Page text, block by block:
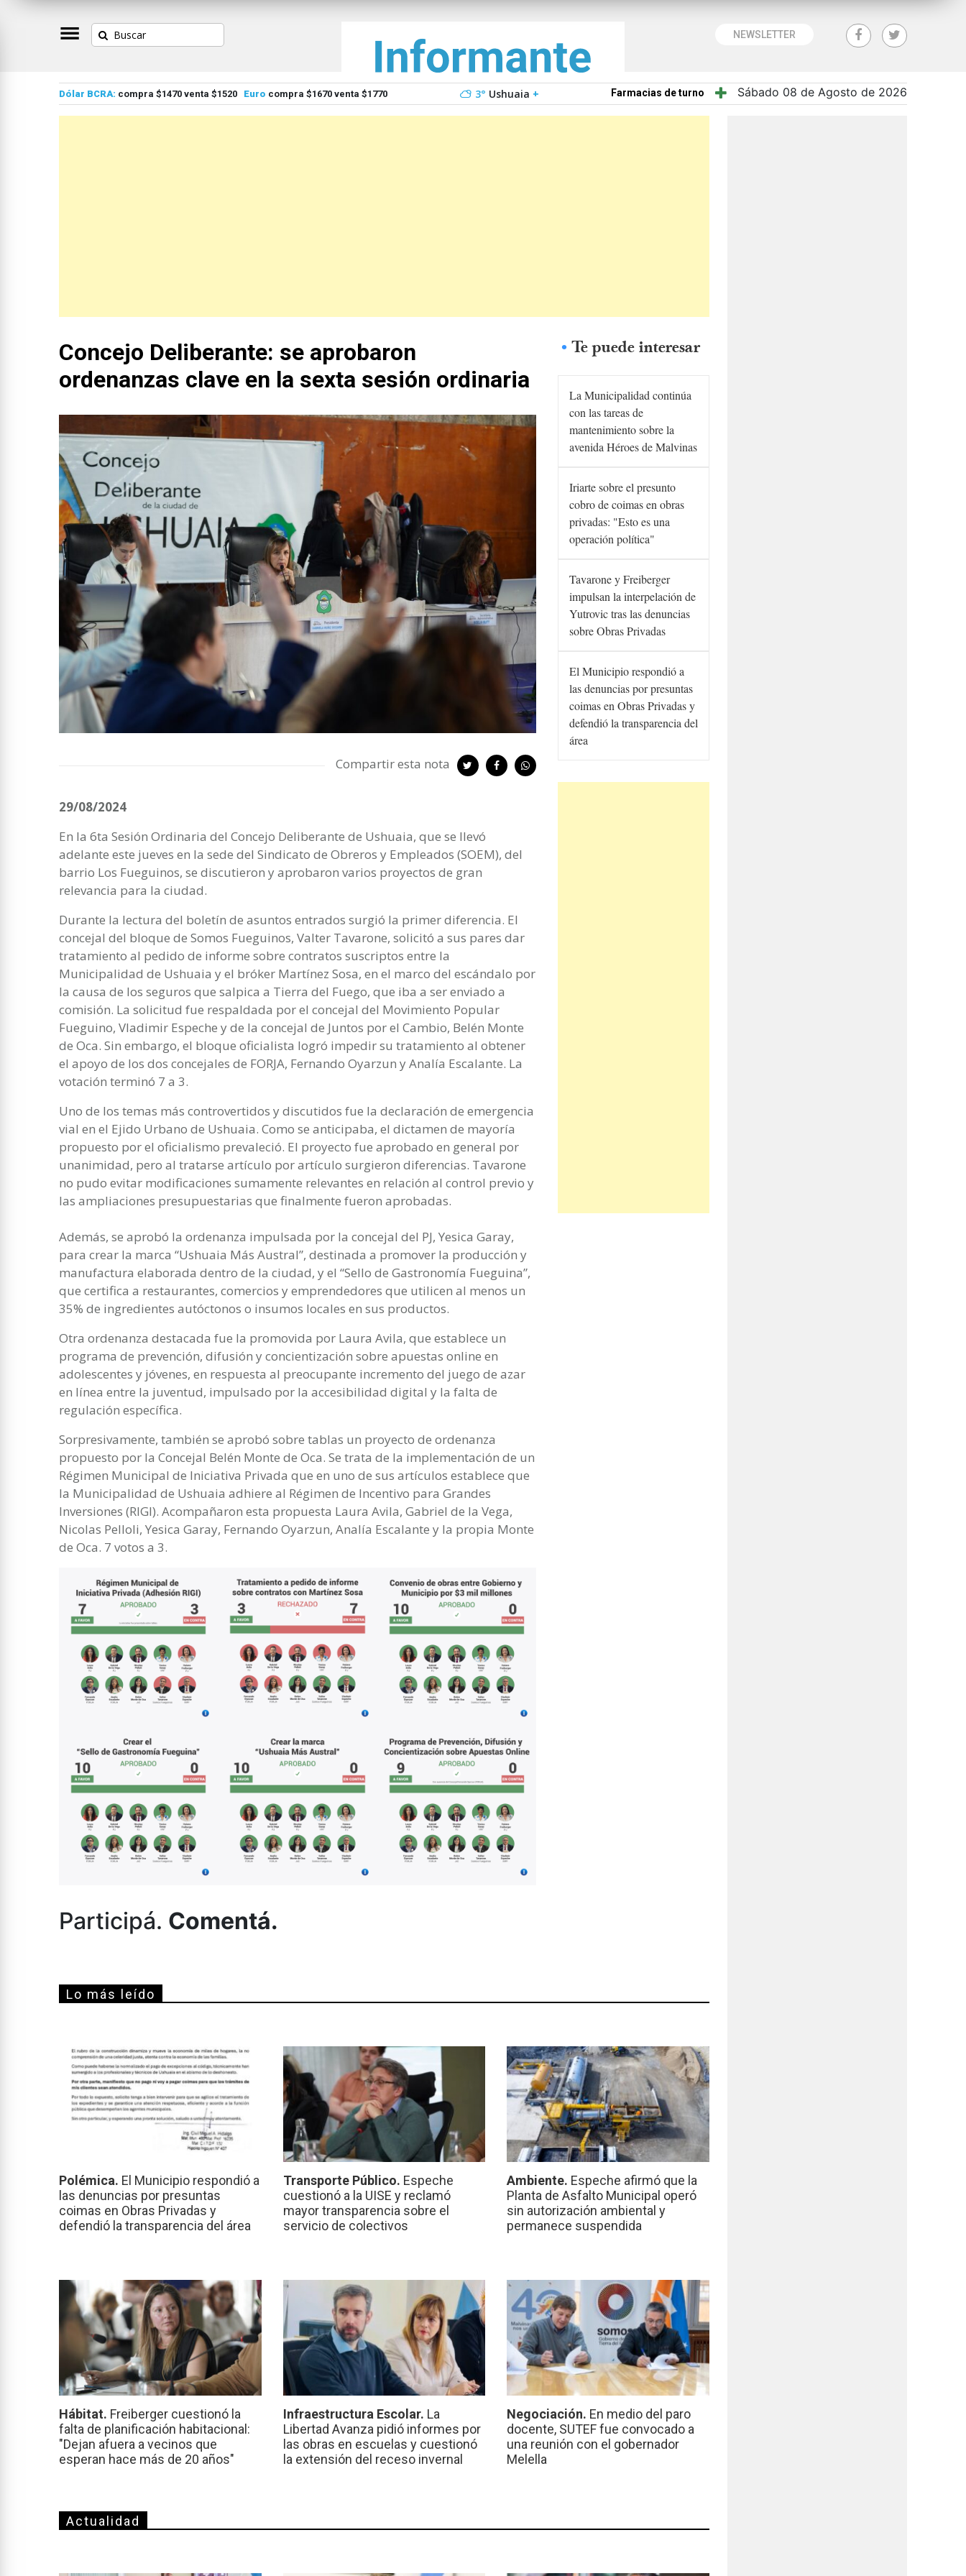
NEWSLETTER
Dólar BCRA: compra $1470 venta $1520 Euro compra $1670 venta $1770 3° Ushuaia + Farmacias de turno Sábado 08 de Agosto de 2026
Concejo Deliberante: se aprobaron
ordenanzas clave en la sexta sesión ordinaria
Compartir esta nota
29/08/2024
En la 6ta Sesión Ordinaria del Concejo Deliberante de Ushuaia, que se llevó
adelante este jueves en la sede del Sindicato de Obreros y Empleados (SOEM), del
barrio Los Fueguinos, se discutieron y aprobaron varios proyectos de gran
relevancia para la ciudad.
Durante la lectura del boletín de asuntos entrados surgió la primer diferencia. El
concejal del bloque de Somos Fueguinos, Valter Tavarone, solicitó a sus pares dar
tratamiento al pedido de informe sobre contratos suscriptos entre la
Municipalidad de Ushuaia y el bróker Martínez Sosa, en el marco del escándalo por
la causa de los seguros que salpica a Tierra del Fuego, que iba a ser enviado a
comisión. La solicitud fue respaldada por el concejal del Movimiento Popular
Fueguino, Vladimir Espeche y de la concejal de Juntos por el Cambio, Belén Monte
de Oca. Sin embargo, el bloque oficialista logró impedir su tratamiento al obtener
el apoyo de los dos concejales de FORJA, Fernando Oyarzun y Analía Escalante. La
votación terminó 7 a 3.
Uno de los temas más controvertidos y discutidos fue la declaración de emergencia
vial en el Ejido Urbano de Ushuaia. Como se anticipaba, el dictamen de mayoría
propuesto por el oficialismo prevaleció. El proyecto fue aprobado en general por
unanimidad, pero al tratarse artículo por artículo surgieron diferencias. Tavarone
no pudo evitar modificaciones sumamente relevantes en relación al control previo y
las ampliaciones presupuestarias que finalmente fueron aprobadas.
Además, se aprobó la ordenanza impulsada por la concejal del PJ, Yesica Garay,
para crear la marca “Ushuaia Más Austral”, destinada a promover la producción y
manufactura elaborada dentro de la ciudad, y el “Sello de Gastronomía Fueguina”,
que certifica a restaurantes, comercios y emprendedores que utilicen al menos un
35% de ingredientes autóctonos o insumos locales en sus productos.
Otra ordenanza destacada fue la promovida por Laura Avila, que establece un
programa de prevención, difusión y concientización sobre apuestas online en
adolescentes y jóvenes, en respuesta al preocupante incremento del juego de azar
en línea entre la juventud, impulsado por la accesibilidad digital y la falta de
regulación específica.
Sorpresivamente, también se aprobó sobre tablas un proyecto de ordenanza
propuesto por la Concejal Belén Monte de Oca. Se trata de la implementación de un
Régimen Municipal de Iniciativa Privada que en uno de sus artículos establece que
la Municipalidad de Ushuaia adhiere al Régimen de Incentivo para Grandes
Inversiones (RIGI). Acompañaron esta propuesta Laura Avila, Gabriel de la Vega,
Nicolas Pelloli, Yesica Garay, Fernando Oyarzun, Analía Escalante y la propia Monte
de Oca. 7 votos a 3.
Te puede interesar
La Municipalidad continúa
con las tareas de
mantenimiento sobre la
avenida Héroes de Malvinas
Iriarte sobre el presunto
cobro de coimas en obras
privadas: "Esto es una
operación política"
Tavarone y Freiberger
impulsan la interpelación de
Yutrovic tras las denuncias
sobre Obras Privadas
El Municipio respondió a
las denuncias por presuntas
coimas en Obras Privadas y
defendió la transparencia del
área
Participá. Comentá.
Lo más leído
Polémica. El Municipio respondió a
las denuncias por presuntas
coimas en Obras Privadas y
defendió la transparencia del área
Transporte Público. Espeche
cuestionó a la UISE y reclamó
mayor transparencia sobre el
servicio de colectivos
Ambiente. Espeche afirmó que la
Planta de Asfalto Municipal operó
sin autorización ambiental y
permanece suspendida
Hábitat. Freiberger cuestionó la
falta de planificación habitacional:
"Dejan afuera a vecinos que
esperan hace más de 20 años"
Infraestructura Escolar. La
Libertad Avanza pidió informes por
las obras en escuelas y cuestionó
la extensión del receso invernal
Negociación. En medio del paro
docente, SUTEF fue convocado a
una reunión con el gobernador
Melella
Actualidad